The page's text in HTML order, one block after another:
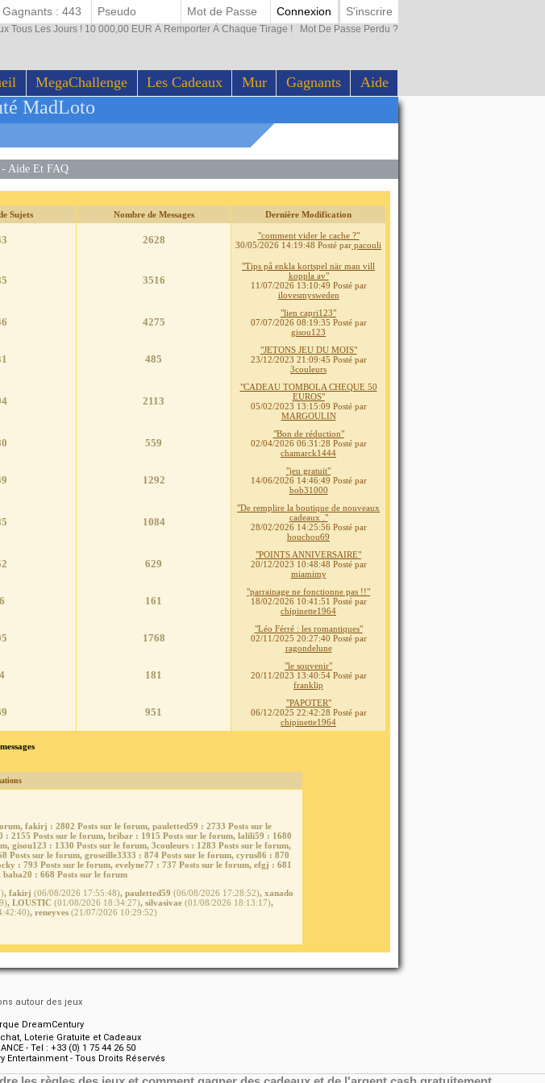
MegaChallenge Les Cadeaux Mur Gagnants Aide
Gagnants : 443 Connexion S'inscrire
Tous Les Jours ! 10 000,00 EUR À Remporter À Chaque Tirage ! Mot De Passe Perdu ?
MadLoto
- Aide Et FAQ
Sujets Nombre de Messages Dernière Modification
2628
"comment vider le cache ?"
30/05/2026 14:19:48 Posté par pacouli
3516
"Tips på enkla kortspel när man vill
koppla av"
11/07/2026 13:10:49 Posté par
ilovesmysweden
4275
"lien capri123"
07/07/2026 08:19:35 Posté par
gisou123
485
"JETONS JEU DU MOIS"
23/12/2023 21:09:45 Posté par
3couleurs
2113
"CADEAU TOMBOLA CHEQUE 50
EUROS"
05/02/2023 13:15:09 Posté par
MARGOULIN
559
"Bon de réduction"
02/04/2026 06:31:28 Posté par
chamarck1444
1292
"jeu gratuit"
14/06/2026 14:46:49 Posté par
bob31000
1084
"De remplire la boutique de nouveaux
cadeaux ."
28/02/2026 14:25:56Posté par
houchou69
629
"POINTS ANNIVERSAIRE"
20/12/2023 10:48:48 Posté par
miamimy
161
"parrainage ne fonctionne pas !!"
18/02/2026 10:41:51 Posté par
chipinette1964
1768
"Léo Férré : les romantiques"
02/11/2025 20:27:40 Posté par
ragondelune
181
"le souvenir"
20/11/2023 13:40:54Posté par
franklip
951
"PAPOTER"
06/12/2025 22:42:28 Posté par
chipinette1964
fakirj : 2802 Posts sur le forum, pauletted59 : 2733 Posts sur le
: 2155 Posts sur le forum, bribar: 1915 Posts sur le forum, lalili59 : 1680
gisou123 : 1330 Posts sur le forum, 3couleurs: 1283 Posts sur le forum,
Posts sur le forum, groseille3333 : 874 Posts sur le forum, cyrus86 : 870
: 793 Posts sur le forum, evelyne77 : 737 Posts sur le forum, efgj : 681
baba20 : 668 Posts sur le forum
, fakirj (06/08/2026 17:55:48), pauletted59 (06/08/2026 17:28:52), xanado
, LOUSTIC (01/08/2026 18:34:27), silvasivae(01/08/2026 18:13:17),
, reneyves(21/07/2026 10:29:52)
autour des jeux
Loterie Gratuite et Cadeaux
- Tel : +33 (0) 1 75 44 26 50
Entertainment - Tous Droits Réservés